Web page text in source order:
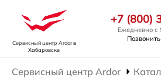
Сервисный центр Ardorв
Хабаровске
+7 (800)
Ежедневно с
Позвонить
Сервисный центр Ardor